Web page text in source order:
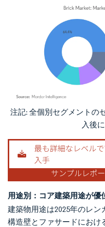
画像 © Mordor Intelligence。再利用
注記: 全個別セグメントの
入後
用途別：コア建築用途が優
建築物用途は2025年のレン
構造壁とファサードにおけ